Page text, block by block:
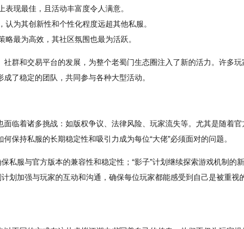
表现最佳，且活动丰富度令人满意。
为其创新性和个性化程度远超其他私服。
最为高效，其社区氛围也最为活跃。
群和交易平台的发展，为整个老蜀门生态圈注入了新的活力。许多玩
了稳定的团队，共同参与各种大型活动。
临着诸多挑战：如版权争议、法律风险、玩家流失等。尤其是随着官
保持私服的长期稳定性和吸引力成为每位“大佬”必须面对的问题。
私服与官方版本的兼容性和稳定性；“影子”计划继续探索游戏机制的新
划加强与玩家的互动和沟通，确保每位玩家都能感受到自己是被重视